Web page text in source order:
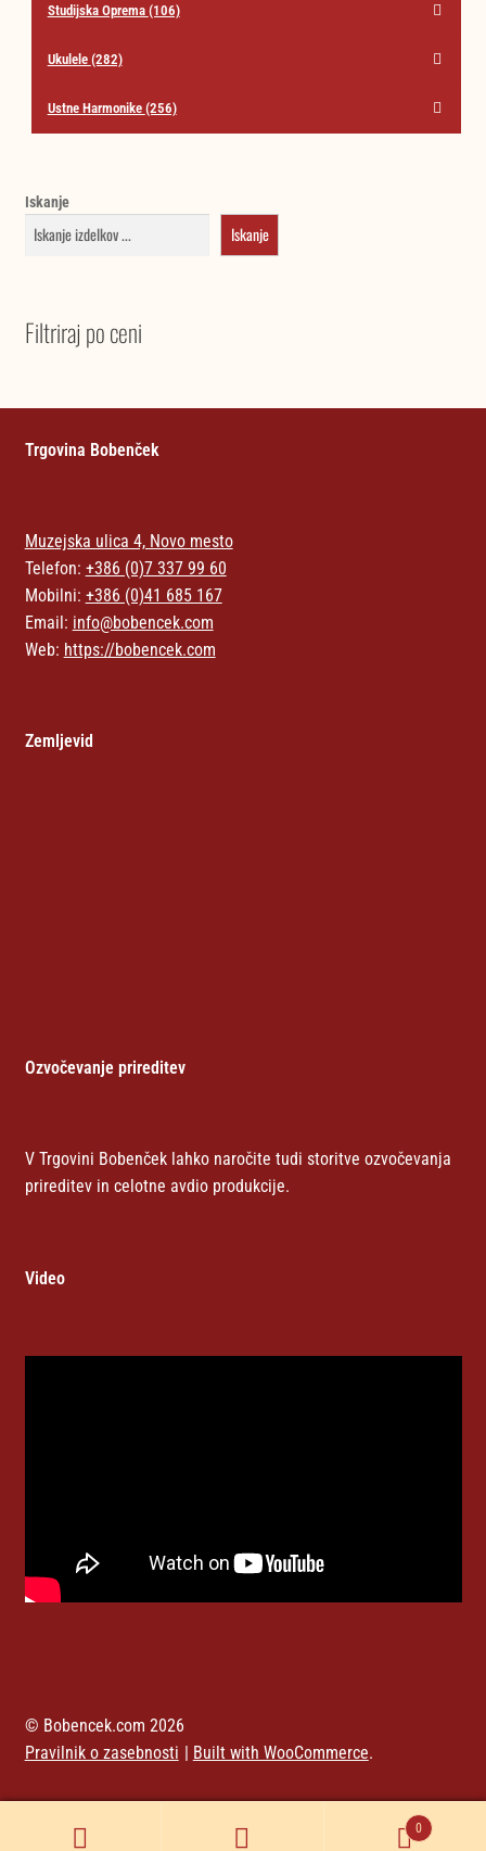
Studijska Oprema (106)
Ukulele (282)
Ustne Harmonike (256)
Iskanje
Iskanje
Filtriraj po ceni
Trgovina Bobenček
Muzejska ulica 4, Novo mesto
Telefon: +386 (0)7 337 99 60
Mobilni: +386 (0)41 685 167
Email: info@bobencek.com
Web: https://bobencek.com
Zemljevid
Ozvočevanje prireditev
V Trgovini Bobenček lahko naročite tudi storitve ozvočevanja
prireditev in celotne avdio produkcije.
Video
© Bobencek.com 2026
Pravilnik o zasebnosti
Built with WooCommerce.
0